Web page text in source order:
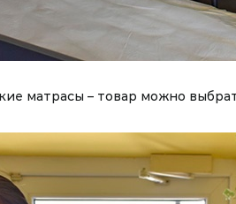
матрасы – товар можно